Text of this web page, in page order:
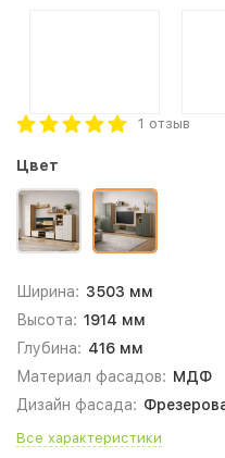
1 отзыв
Цвет
Ширина: 3503 мм
Высота: 1914 мм
Глубина: 416 мм
Материал фасадов: МДФ
Дизайн фасада:
Все характеристики